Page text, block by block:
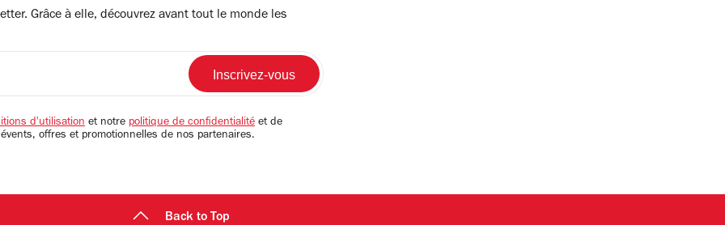
Grâce à elle, découvrez avant tout le monde les
d'utilisation et notre politique de confidentialité et de
offres et promotionnelles de nos partenaires.
Back to Top